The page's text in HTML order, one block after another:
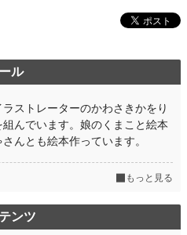
ル
ストレーターのかわさきかをり
んでいます。娘のくまこと絵本
んとも絵本作っています。
もっと見る
ンツ